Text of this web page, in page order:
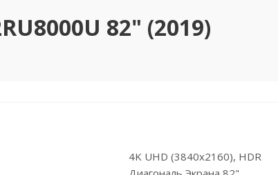
82" (2019)
4K UHD (3840x2160), HDR